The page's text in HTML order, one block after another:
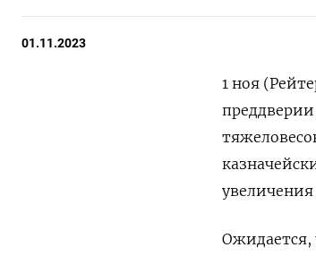
01.11.2023
1 ноя
увеличения
Ожидается,